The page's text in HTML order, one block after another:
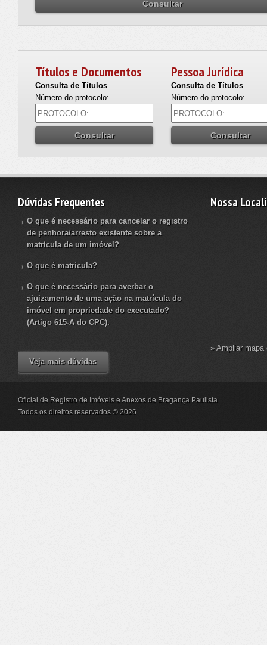
Títulos e Documentos
Consulta de Títulos
Número do protocolo:
Pessoa Jurídica
Consulta de Títulos
Número do protocolo:
Dúvidas Frequentes
O que é necessário para cancelar o registro
de penhora/arresto existente sobre a
matrícula de um imóvel?
O que é matrícula?
O que é necessário para averbar o
ajuizamento de uma ação na matrícula do
imóvel em propriedade do executado?
(Artigo 615-A do CPC).
Veja mais dúvidas
Nossa
» Ampliar
Oficial de Registro de Imóveis e Anexos de Bragança Paulista
Todos os direitos reservados © 2026